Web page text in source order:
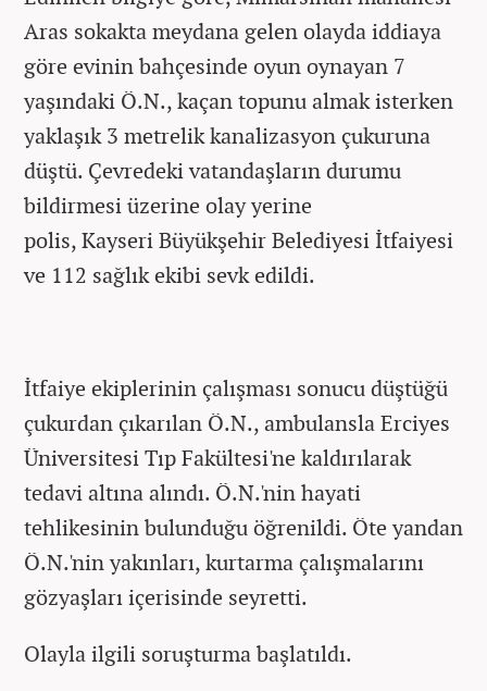
Aras sokakta meydana gelen olayda iddiaya
göre evinin bahçesinde oyun oynayan 7
yaşındaki Ö.N., kaçan topunu almak isterken
yaklaşık 3 metrelik kanalizasyon çukuruna
düştü. Çevredeki vatandaşların durumu
bildirmesi üzerine olay yerine
polis, Kayseri Büyükşehir Belediyesi İtfaiyesi
ve 112 sağlık ekibi sevk edildi.
İtfaiye ekiplerinin çalışması sonucu düştüğü
çukurdan çıkarılan Ö.N., ambulansla Erciyes
Üniversitesi Tıp Fakültesi'ne kaldırılarak
tedavi altına alındı. Ö.N.'nin hayati
tehlikesinin bulunduğu öğrenildi. Öte yandan
Ö.N.'nin yakınları, kurtarma çalışmalarını
gözyaşları içerisinde seyretti.
Olayla ilgili soruşturma başlatıldı.